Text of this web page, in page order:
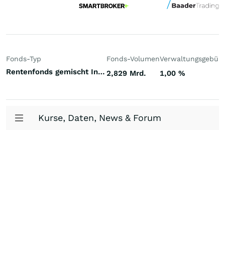
Fonds-Typ
Rentenfonds gemischt Investment Grade Welt Hartwährungen (Welt)
Fonds-Volumen
2,829 Mrd. 1,00 %
Kurse, Daten, News & Forum